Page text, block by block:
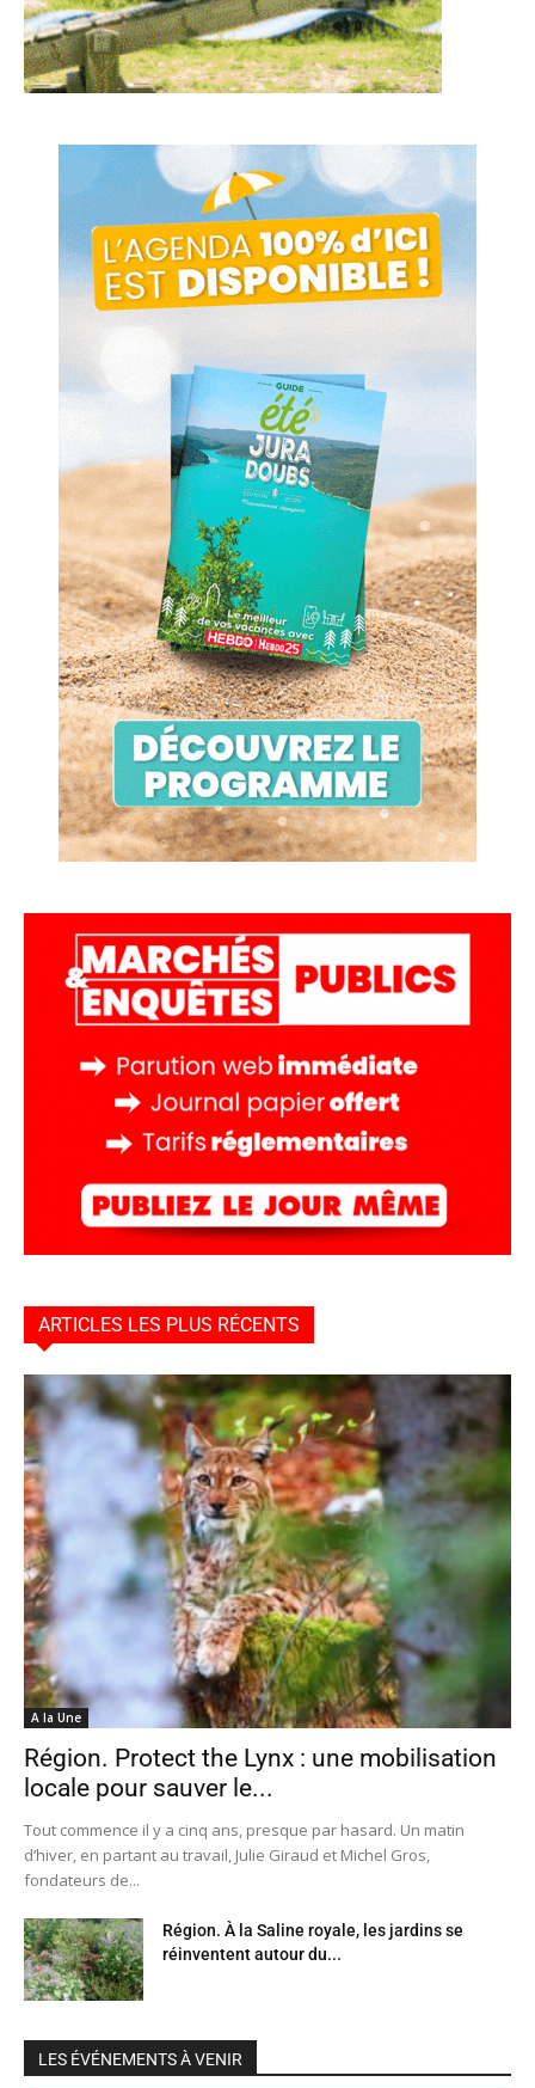
ARTICLES LES PLUS RÉCENTS
A la Une
Région. Protect the Lynx : une mobilisation
locale pour sauver le...
Tout commence il y a cinq ans, presque par hasard. Un matin
d’hiver, en partant au travail, Julie Giraud et Michel Gros,
fondateurs de...
Région. À la Saline royale, les jardins se
réinventent autour du...
LES ÉVÉNEMENTS À VENIR